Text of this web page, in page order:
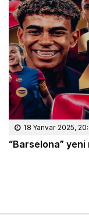
18 Yanvar 2025,
“Barselona”